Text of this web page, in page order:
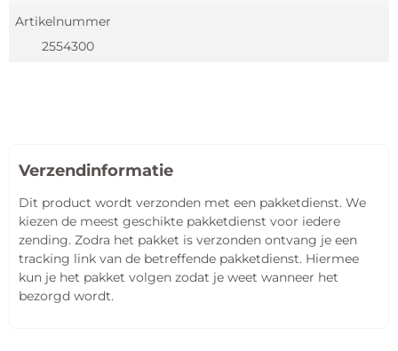
Artikelnummer
2554300
Verzendinformatie
Dit product wordt verzonden met een pakketdienst. We
kiezen de meest geschikte pakketdienst voor iedere
zending. Zodra het pakket is verzonden ontvang je een
tracking link van de betreffende pakketdienst. Hiermee
kun je het pakket volgen zodat je weet wanneer het
bezorgd wordt.